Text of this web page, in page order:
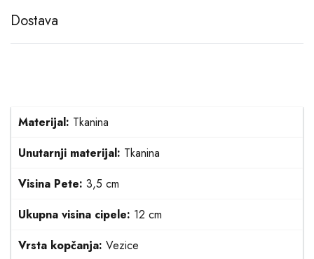
Dostava
Materijal: Tkanina
Unutarnji materijal: Tkanina
Visina Pete: 3,5 cm
Ukupna visina cipele: 12 cm
Vrsta kopčanja: Vezice